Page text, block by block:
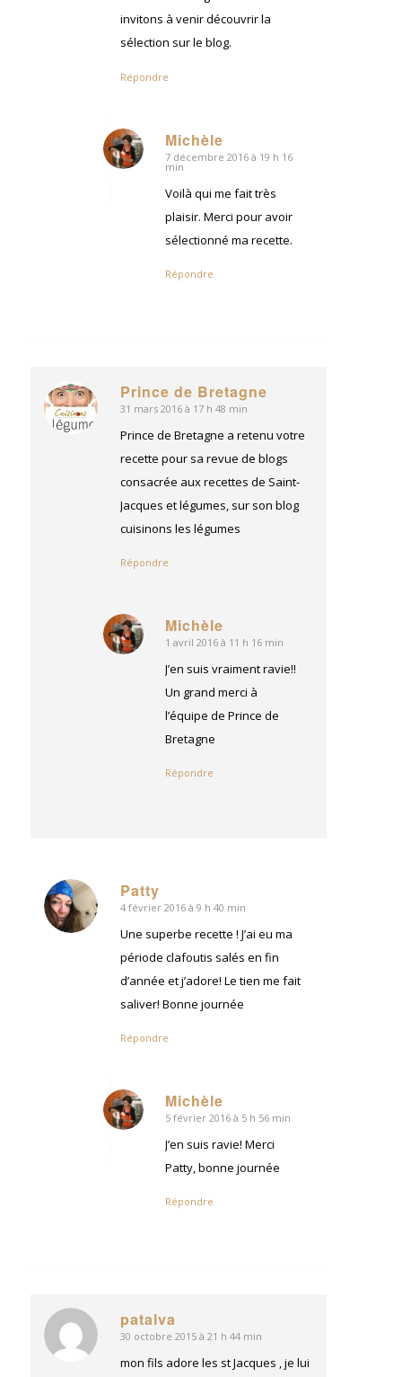
invitons à venir découvrir la
sélection sur le blog.
Répondre
Michèle
dit
7 décembre 2016 à 19 h 16
min
Voilà qui me fait très
plaisir. Merci pour avoir
sélectionné ma recette.
Répondre
Prince de Bretagne
dit
:
31 mars 2016 à 17 h 48 min
Prince de Bretagne a retenu votre
recette pour sa revue de blogs
consacrée aux recettes de Saint-
Jacques et légumes, sur son blog
cuisinons les légumes
Répondre
Michèle
dit
1 avril 2016 à 11 h 16 min
J’en suis vraiment ravie!!
Un grand merci à
l’équipe de Prince de
Bretagne
Répondre
Patty
dit
:
4 février 2016 à 9 h 40 min
Une superbe recette ! J’ai eu ma
période clafoutis salés en fin
d’année et j’adore! Le tien me fait
saliver! Bonne journée
Répondre
Michèle
dit
5 février 2016 à 5 h 56 min
J’en suis ravie! Merci
Patty, bonne journée
Répondre
patalva
dit
:
30 octobre 2015 à 21 h 44 min
mon fils adore les st Jacques , je lui